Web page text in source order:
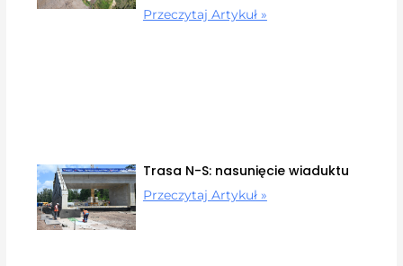
Przeczytaj Artykuł »
Trasa N-S: nasunięcie wiaduktu
Przeczytaj Artykuł »